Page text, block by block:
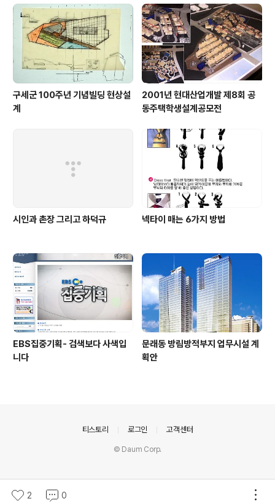
구세군 100주년 기념빌딩 현상설
계
2001년 현대산업개발 제8회 공
동주택학생설계공모전
시인과 촌장 그리고 하덕규 넥타이 매는 6가지 방법
EBS집중기획- 검색보다 사색입
니다
문래동 방림방적부지 업무시설 계
획안
2 0
티스토리 로그인 고객센터
© Daum Corp.